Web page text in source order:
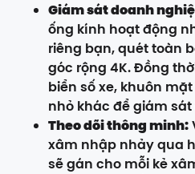
Giám sát doanh
ống kính hoạt động
riêng bạn, quét toàn
góc rộng 4K. Đồng
biển số xe, khuôn
nhỏ khác để giám
Theo dõi thông minh:
xâm nhập nhảy qua
sẽ gán cho mỗi kẻ